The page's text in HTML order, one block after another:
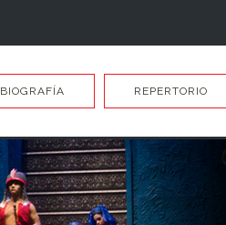
BIOGRAFÍA REPERTORIO